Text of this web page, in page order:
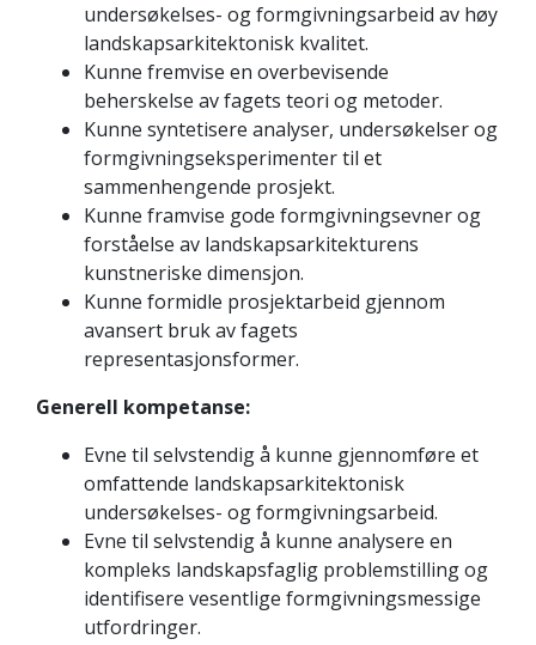
undersøkelses- og formgivningsarbeid av høy
landskapsarkitektonisk kvalitet.
Kunne fremvise en overbevisende
beherskelse av fagets teori og metoder.
Kunne syntetisere analyser, undersøkelser og
formgivningseksperimenter til et
sammenhengende prosjekt.
Kunne framvise gode formgivningsevner og
forståelse av landskapsarkitekturens
kunstneriske dimensjon.
Kunne formidle prosjektarbeid gjennom
avansert bruk av fagets
representasjonsformer.
Generell kompetanse:
Evne til selvstendig å kunne gjennomføre et
omfattende landskapsarkitektonisk
undersøkelses- og formgivningsarbeid.
Evne til selvstendig å kunne analysere en
kompleks landskapsfaglig problemstilling og
identifisere vesentlige formgivningsmessige
utfordringer.